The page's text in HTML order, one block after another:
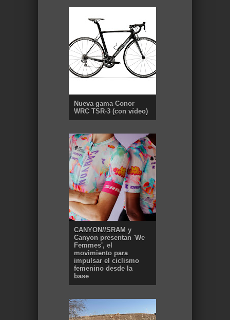
Nueva gama Conor
WRC TSR-3 (con vídeo)
CANYON//SRAM y
Canyon presentan 'We
Femmes', el
movimiento para
impulsar el ciclismo
femenino desde la
base